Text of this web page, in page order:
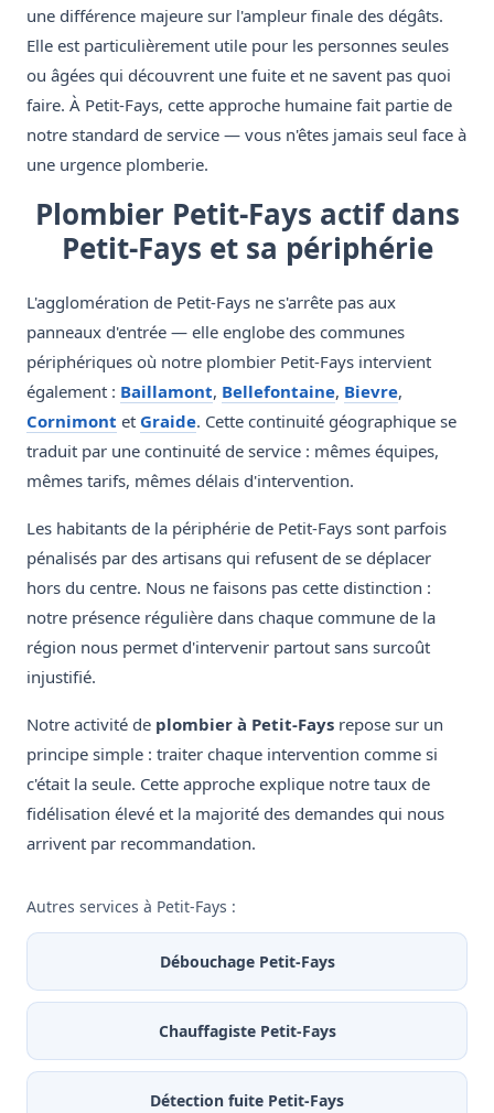
une différence majeure sur l'ampleur finale des dégâts.
Elle est particulièrement utile pour les personnes seules
ou âgées qui découvrent une fuite et ne savent pas quoi
faire. À Petit-Fays, cette approche humaine fait partie de
notre standard de service — vous n'êtes jamais seul face à
une urgence plomberie.
Plombier Petit-Fays actif dans
Petit-Fays et sa périphérie
L'agglomération de Petit-Fays ne s'arrête pas aux
panneaux d'entrée — elle englobe des communes
périphériques où notre plombier Petit-Fays intervient
également : Baillamont, Bellefontaine, Bievre,
Cornimont et Graide. Cette continuité géographique se
traduit par une continuité de service : mêmes équipes,
mêmes tarifs, mêmes délais d'intervention.
Les habitants de la périphérie de Petit-Fays sont parfois
pénalisés par des artisans qui refusent de se déplacer
hors du centre. Nous ne faisons pas cette distinction :
notre présence régulière dans chaque commune de la
région nous permet d'intervenir partout sans surcoût
injustifié.
Notre activité de plombier à Petit-Fays repose sur un
principe simple : traiter chaque intervention comme si
c'était la seule. Cette approche explique notre taux de
fidélisation élevé et la majorité des demandes qui nous
arrivent par recommandation.
Autres services à Petit-Fays :
Débouchage Petit-Fays
Chauffagiste Petit-Fays
Détection fuite Petit-Fays